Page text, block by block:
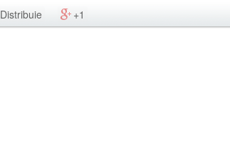
Distribuie +1